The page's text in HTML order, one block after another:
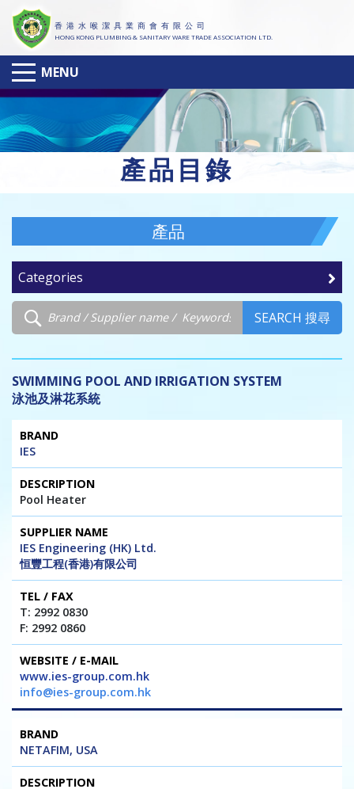
香 港 水 喉 潔 具 業 商 會 有 限 公 司
HONG KONG PLUMBING & SANITARY WARE TRADE ASSOCIATION LTD.
MENU
產品目錄
產品
Categories
SEARCH 搜尋
SWIMMING POOL AND IRRIGATION SYSTEM
泳池及淋花系統
Brand
Fax
IES
Pool Heater
IES Engineering (HK) Ltd.
恒豐工程(香港)有限公司
T: 2992 0830
F: 2992 0860
www.ies-group.com.hk
info@ies-group.com.hk
NETAFIM, USA